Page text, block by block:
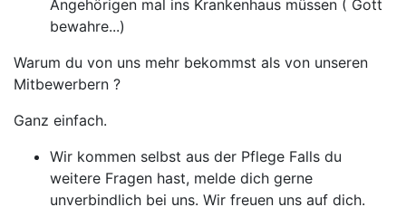
Angehörigen mal ins Krankenhaus müssen ( Gott
bewahre...)
Warum du von uns mehr bekommst als von unseren
Mitbewerbern ?
Ganz einfach.
Wir kommen selbst aus der Pflege Falls du
weitere Fragen hast, melde dich gerne
unverbindlich bei uns. Wir freuen uns auf dich.